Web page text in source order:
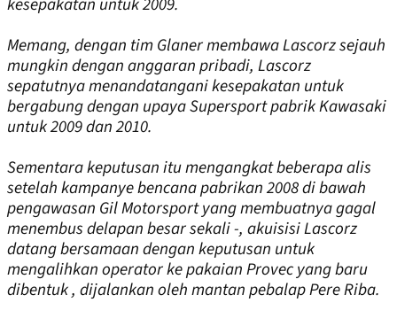
kesepakatan untuk 2009.
Memang, dengan tim Glaner membawa Lascorz sejauh
mungkin dengan anggaran pribadi, Lascorz
sepatutnya menandatangani kesepakatan untuk
bergabung dengan upaya Supersport pabrik Kawasaki
untuk 2009 dan 2010.
Sementara keputusan itu mengangkat beberapa alis
setelah kampanye bencana pabrikan 2008 di bawah
pengawasan Gil Motorsport yang membuatnya gagal
menembus delapan besar sekali -, akuisisi Lascorz
datang bersamaan dengan keputusan untuk
mengalihkan operator ke pakaian Provec yang baru
dibentuk , dijalankan oleh mantan pebalap Pere Riba.